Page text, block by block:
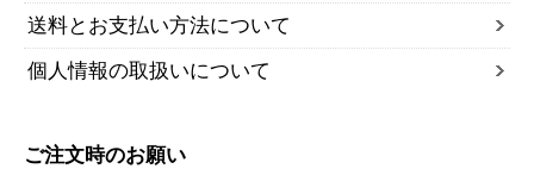
送料とお支払い方法について
個人情報の取扱いについて
ご注文時のお願い